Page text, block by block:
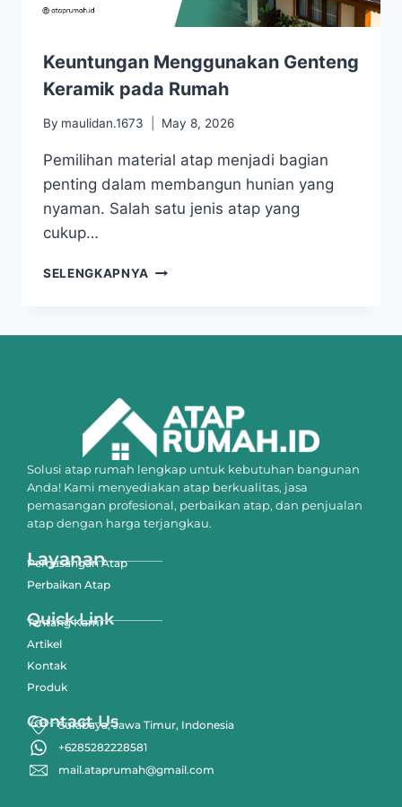
Keuntungan Menggunakan Genteng
Keramik pada Rumah
By maulidan.1673 May 8, 2026
Pemilihan material atap menjadi bagian
penting dalam membangun hunian yang
nyaman. Salah satu jenis atap yang
cukup…
SELENGKAPNYA
Solusi atap rumah lengkap untuk kebutuhan bangunan
Anda! Kami menyediakan atap berkualitas, jasa
pemasangan profesional, perbaikan atap, dan penjualan
atap dengan harga terjangkau.
Layanan
Pemasangan Atap
Perbaikan Atap
Quick Link
Tentang Kami
Artikel
Kontak
Produk
Contact Us
Surabaya, Jawa Timur, Indonesia
+6285282228581
mail.ataprumah@gmail.com